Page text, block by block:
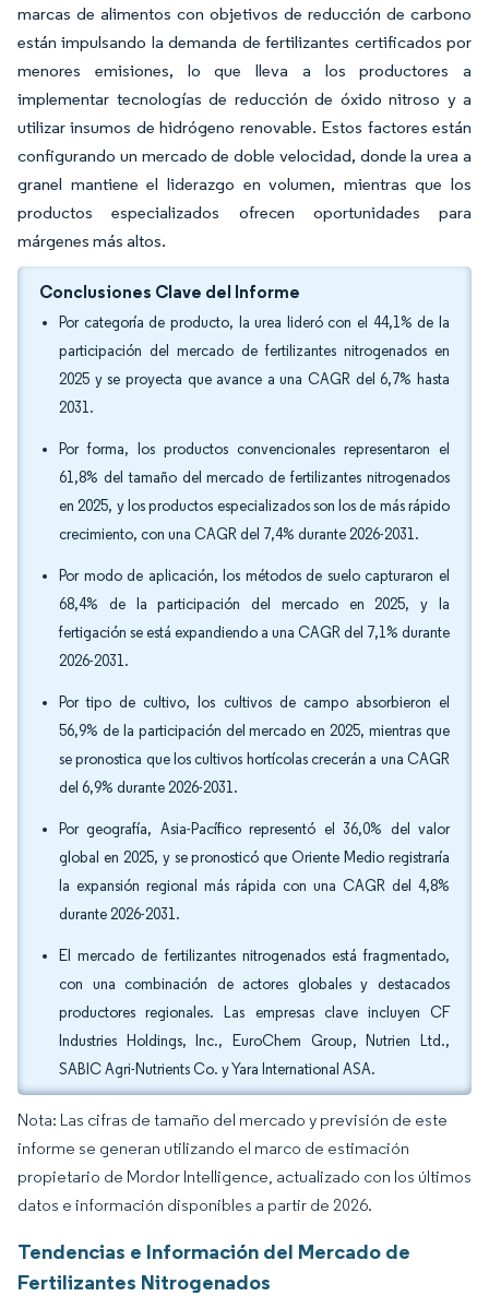
marcas de alimentos con objetivos de reducción de carbono
están impulsando la demanda de fertilizantes certificados por
menores emisiones, lo que lleva a los productores a
implementar tecnologías de reducción de óxido nitroso y a
utilizar insumos de hidrógeno renovable. Estos factores están
configurando un mercado de doble velocidad, donde la urea a
granel mantiene el liderazgo en volumen, mientras que los
productos especializados ofrecen oportunidades para
márgenes más altos.
Conclusiones Clave del Informe
Por categoría de producto, la urea lideró con el 44,1% de la
participación del mercado de fertilizantes nitrogenados en
2025 y se proyecta que avance a una CAGR del 6,7% hasta
2031.
Por forma, los productos convencionales representaron el
61,8% del tamaño del mercado de fertilizantes nitrogenados
en 2025, y los productos especializados son los de más rápido
crecimiento, con una CAGR del 7,4% durante 2026-2031.
Por modo de aplicación, los métodos de suelo capturaron el
68,4% de la participación del mercado en 2025, y la
fertigación se está expandiendo a una CAGR del 7,1% durante
2026-2031.
Por tipo de cultivo, los cultivos de campo absorbieron el
56,9% de la participación del mercado en 2025, mientras que
se pronostica que los cultivos hortícolas crecerán a una CAGR
del 6,9% durante 2026-2031.
Por geografía, Asia-Pacífico representó el 36,0% del valor
global en 2025, y se pronosticó que Oriente Medio registraría
la expansión regional más rápida con una CAGR del 4,8%
durante 2026-2031.
El mercado de fertilizantes nitrogenados está fragmentado,
con una combinación de actores globales y destacados
productores regionales. Las empresas clave incluyen CF
Industries Holdings, Inc., EuroChem Group, Nutrien Ltd.,
SABIC Agri-Nutrients Co. y Yara International ASA.
Nota: Las cifras de tamaño del mercado y previsión de este
informe se generan utilizando el marco de estimación
propietario de Mordor Intelligence, actualizado con los últimos
datos e información disponibles a partir de 2026.
Tendencias e Información del Mercado de
Fertilizantes Nitrogenados